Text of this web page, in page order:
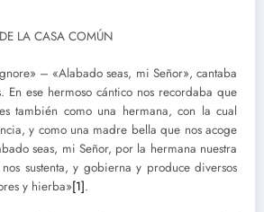
LA CASA COMÚN
– «Alabado seas, mi Señor», cantaba
En ese hermoso cántico nos recordaba que
también como una hermana, con la cual
y como una madre bella que nos acoge
seas, mi Señor, por la hermana nuestra
sustenta, y gobierna y produce diversos
y hierba»[1].